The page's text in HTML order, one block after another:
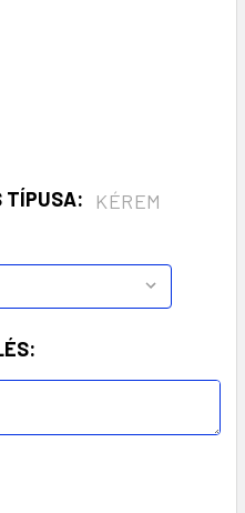
TÍPUSA:
KÉREM